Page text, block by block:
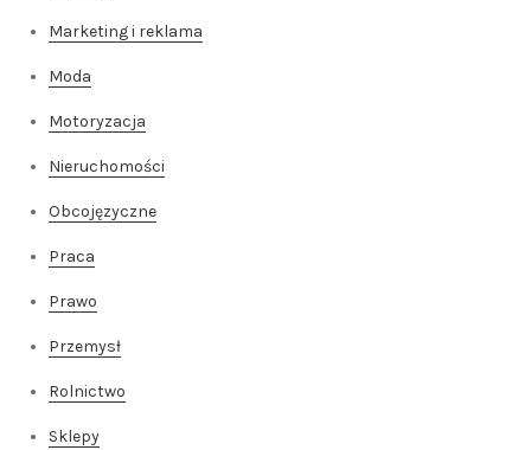
Marketing i reklama
Moda
Motoryzacja
Nieruchomości
Obcojęzyczne
Praca
Prawo
Przemysł
Rolnictwo
Sklepy